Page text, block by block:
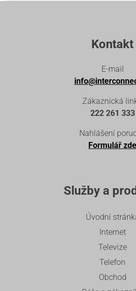
Kontakt
E-mail
Zákaznická
222 261 333
Nahlášení
Formulář zde
Služby a
Úvodní
Internet
Televize
Telefon
Obchod